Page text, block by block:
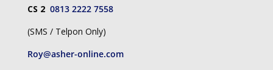
CS 2 0813 2222 7558
(SMS / Telpon Only)
Roy@asher-online.com